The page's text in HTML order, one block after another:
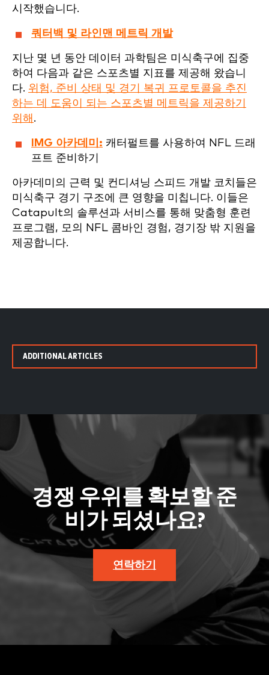
시작했습니다.
쿼터백 및 라인맨 메트릭 개발
지난 몇 년 동안 데이터 과학팀은 미식축구에 집중
하여 다음과 같은 스포츠별 지표를 제공해 왔습니
다. 위험, 준비 상태 및 경기 복귀 프로토콜을 추진
하는 데 도움이 되는 스포츠별 메트릭을 제공하기
위해 .
IMG 아카데미: 캐터펄트를 사용하여 NFL 드래
프트 준비하기
아카데미의 근력 및 컨디셔닝 스피드 개발 코치들은
미식축구 경기 구조에 큰 영향을 미칩니다. 이들은
Catapult의 솔루션과 서비스를 통해 맞춤형 훈련
프로그램, 모의 NFL 콤바인 경험, 경기장 밖 지원을
제공합니다.
ADDITIONAL ARTICLES
경쟁 우위를 확보할 준
비가 되셨나요?
연락하기